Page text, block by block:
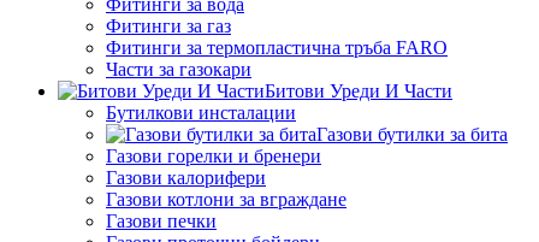
Фитинги за вода
Фитинги за газ
Фитинги за термопластична тръба FARO
Части за газокари
Битови Уреди И Части
Бутилкови инсталации
Газови бутилки за бита
Газови горелки и бренери
Газови калорифери
Газови котлони за вграждане
Газови печки